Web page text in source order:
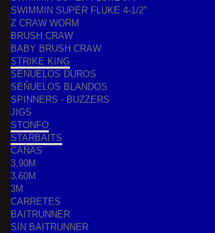
SWIMMIN SUPER FLUKE 4-1/2"
Z CRAW WORM
BRUSH CRAW
BABY BRUSH CRAW
STRIKE KING
SEÑUELOS DUROS
SEÑUELOS BLANDOS
SPINNERS - BUZZERS
JIGS
STONFO
STARBAITS
CAÑAS
3,90M
3,60M
3M
CARRETES
BAITRUNNER
SIN BAITRUNNER